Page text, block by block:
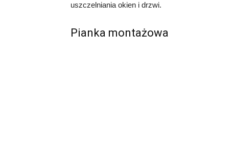
uszczelniania okien i drzwi.
Pianka montażowa